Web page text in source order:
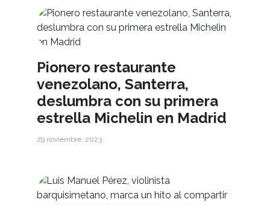
Pionero restaurante
venezolano, Santerra,
deslumbra con su primera
estrella Michelin en Madrid
29 noviembre, 2023